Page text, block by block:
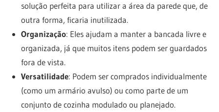
solução perfeita para utilizar a área da parede que, de
outra forma, ficaria inutilizada.
Organização: Eles ajudam a manter a bancada livre e
organizada, já que muitos itens podem ser guardados
fora de vista.
Versatilidade: Podem ser comprados individualmente
(como um armário avulso) ou como parte de um
conjunto de cozinha modulado ou planejado.